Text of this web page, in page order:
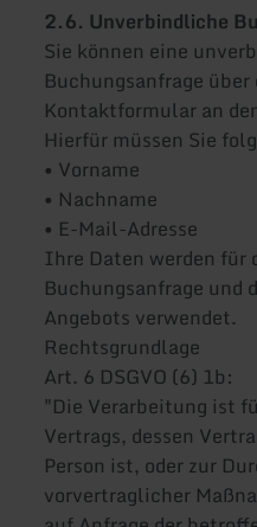
2.6. Unverbindliche
Sie können eine
Buchungsanfrage
Kontaktformular an
Hierfür müssen Sie
• Vorname
• Nachname
• E-Mail-Adresse
Ihre Daten werden für
Buchungsanfrage und
Angebots verwendet.
Rechtsgrundlage
Art. 6 DSGVO (6) 1b:
"Die Verarbeitung ist
Vertrags, dessen
Person ist, oder zur
vorvertraglicher